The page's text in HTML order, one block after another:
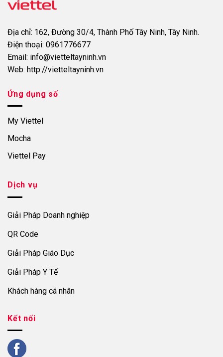
Địa chỉ: 162, Đường 30/4, Thành Phố Tây Ninh, Tây Ninh.
Điện thoại: 0961776677
Email: info@vietteltayninh.vn
Web: http://vietteltayninh.vn
Ứng dụng số
My Viettel
Mocha
Viettel Pay
Dịch vụ
Giải Pháp Doanh nghiệp
QR Code
Giải Pháp Giáo Dục
Giải Pháp Y Tế
Khách hàng cá nhân
Kết nối